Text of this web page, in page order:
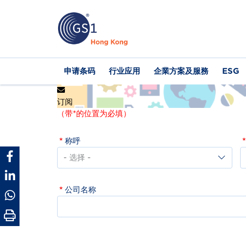
Main
navigation
申请条码 行业应用 企業方案及服務 ESG
订阅
（带*的位置为必填）
称呼
公司名称